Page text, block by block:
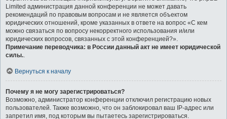
Limited администрация данной конференции не может давать
рекомендаций по правовым вопросам и не является объектом
юридических отношений, кроме указанных в ответе на вопрос «С кем
можно связаться по вопросу некорректного использования и/или
юридических вопросов, связанных с этой конференцией?».
Примечание переводчика: в России данный акт не имеет юридической
силы..
Вернуться к началу
Почему я не могу зарегистрироваться?
Возможно, администратор конференции отключил регистрацию новых
пользователей. Также возможно, что он заблокировал ваш IP-адрес или
запретил имя, под которым вы пытаетесь зарегистрироваться.